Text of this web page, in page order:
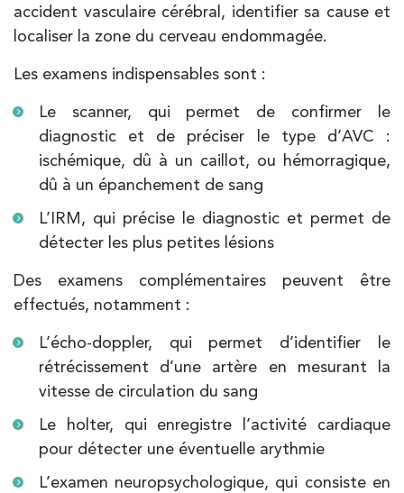
accident vasculaire cérébral, identifier sa cause et
localiser la zone du cerveau endommagée.
Les examens indispensables sont :
Le scanner, qui permet de confirmer le
diagnostic et de préciser le type d’AVC :
ischémique, dû à un caillot, ou hémorragique,
dû à un épanchement de sang
L’IRM, qui précise le diagnostic et permet de
détecter les plus petites lésions
Des examens complémentaires peuvent être
effectués, notamment :
L’écho-doppler, qui permet d’identifier le
rétrécissement d’une artère en mesurant la
vitesse de circulation du sang
Le holter, qui enregistre l’activité cardiaque
pour détecter une éventuelle arythmie
L’examen neuropsychologique, qui consiste en